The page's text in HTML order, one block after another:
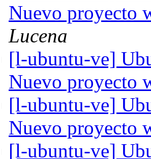
Nuevo proyecto
Lucena
[l-ubuntu-ve]
Nuevo proyecto
[l-ubuntu-ve]
Nuevo proyecto
[l-ubuntu-ve]